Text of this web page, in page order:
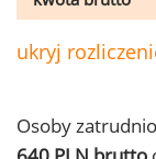
ukryj
Osoby